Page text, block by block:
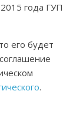
года ГУП
его будет
.